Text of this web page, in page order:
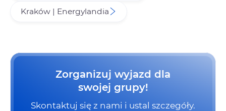
Kraków | Energylandia
Zorganizuj wyjazd dla
swojej grupy!
Skontaktuj się z nami i ustal szczegóły.